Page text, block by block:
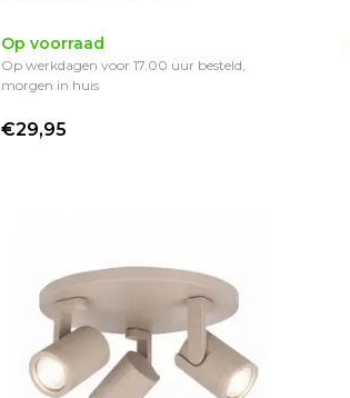
Op voorraad
Op werkdagen voor 17.00 uur besteld,
morgen in huis
€29,95